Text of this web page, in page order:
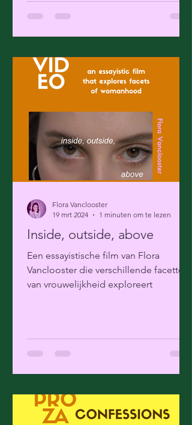
Inside, outside, above
Een essayistische film van Flora
Vanclooster die verschillende facetten
van vrouwelijkheid exploreert
Flora Vanclooster
19 mrt 2024
1 minuten om te lezen